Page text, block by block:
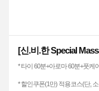
[신.비.한 Special
* 타이 60분+아로마 60분+풋케
* 할인쿠폰(1만) 적용코스(단,